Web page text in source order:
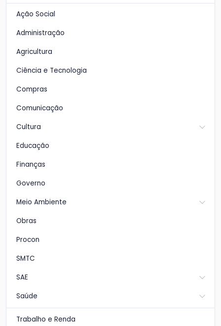
Ação Social
Administração
Agricultura
Ciência e Tecnologia
Compras
Comunicação
Cultura
Educação
Finanças
Governo
Meio Ambiente
Obras
Procon
SMTC
SAE
Saúde
Trabalho e Renda